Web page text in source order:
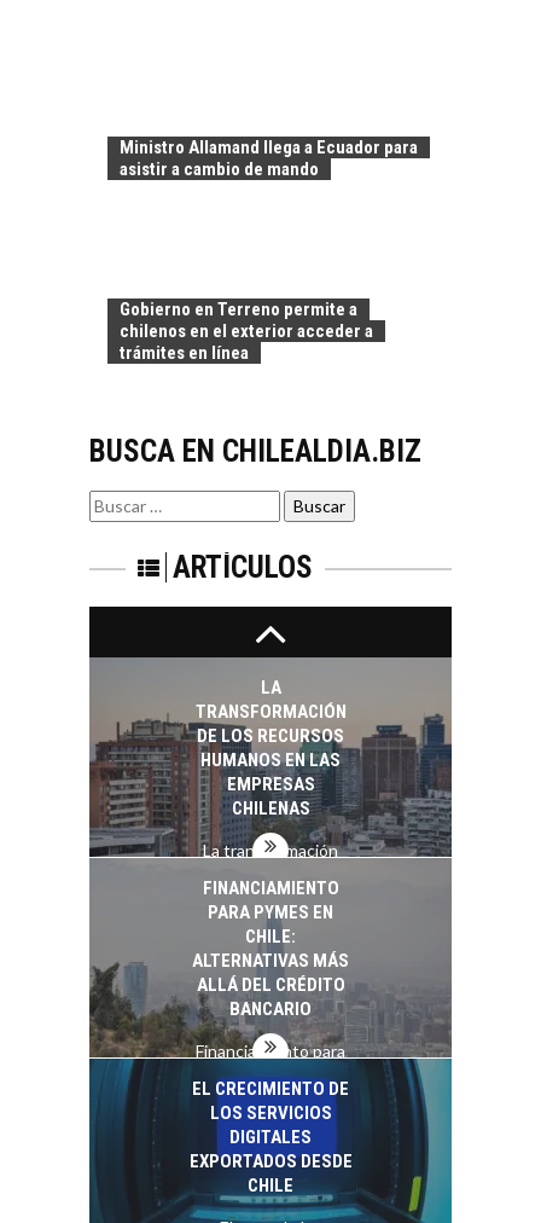
Ministro Allamand llega a Ecuador para
asistir a cambio de mando
Gobierno en Terreno permite a
chilenos en el exterior acceder a
trámites en línea
BUSCA EN CHILEALDIA.BIZ
Buscar
por:
ARTÍCULOS
ATACAMA:
OPORTUNIDADES
PARA EL
Estratégico para el
Desarrollo Turístico…
MINERA CHILENA
FRENTE AL DESAFÍO
DE LA
pilar estratégico ante
CAPITAL DE RIESGO
EN CHILE:
PARA STARTUPS Y
NUEVOS NEGOCIOS
Capital de riesgo en
startups…
LA
TRANSFORMACIÓN
DE LOS RECURSOS
HUMANOS EN LAS
EMPRESAS
CHILENAS
La transformación
recursos humanos en
las empresas…
FINANCIAMIENTO
PARA PYMES EN
CHILE:
ALTERNATIVAS MÁS
ALLÁ DEL CRÉDITO
BANCARIO
Financiamiento para
pymes en Chile:
alternativas que
trascienden el
crédito…
EL CRECIMIENTO DE
LOS SERVICIOS
DIGITALES
EXPORTADOS DESDE
CHILE